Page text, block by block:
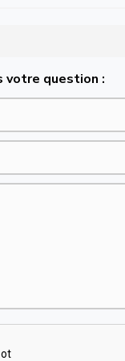
votre question :